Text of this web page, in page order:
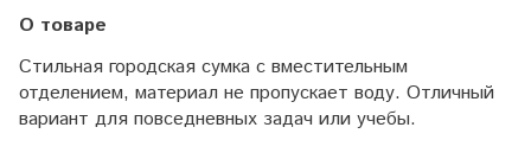
О товаре
Стильная городская сумка с вместительным
отделением, материал не пропускает воду. Отличный
вариант для повседневных задач или учебы.